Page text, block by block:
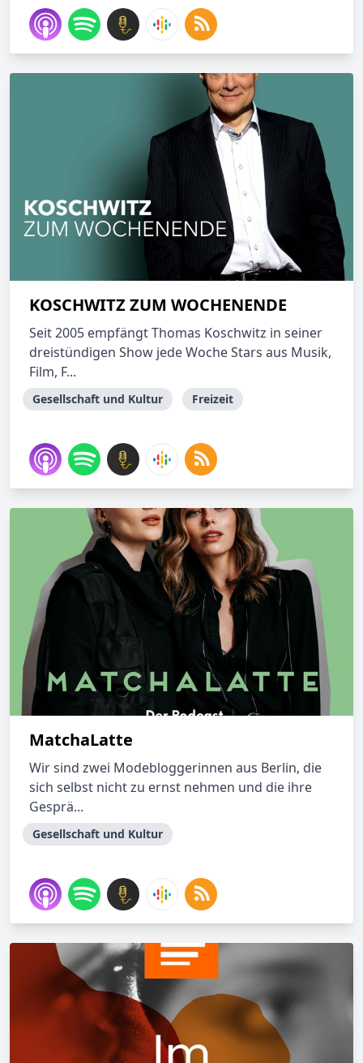
KOSCHWITZ ZUM WOCHENENDE
Seit 2005 empfängt Thomas Koschwitz in seiner
dreistündigen Show jede Woche Stars aus Musik,
Film, F...
Gesellschaft und Kultur Freizeit
MatchaLatte
Wir sind zwei Modebloggerinnen aus Berlin, die
sich selbst nicht zu ernst nehmen und die ihre
Gesprä...
Gesellschaft und Kultur